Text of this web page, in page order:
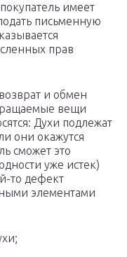
имеет
письменную
прав
и обмен
вещи
Духи подлежат
они окажутся
сможет это
уже истек)
то дефект
элементами